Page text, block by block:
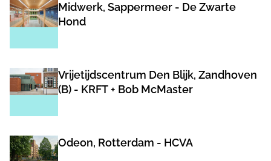
Midwerk, Sappermeer - De Zwarte
Hond
Vrijetijdscentrum Den Blijk, Zandhoven
(B) - KRFT + Bob McMaster
Odeon, Rotterdam - HCVA